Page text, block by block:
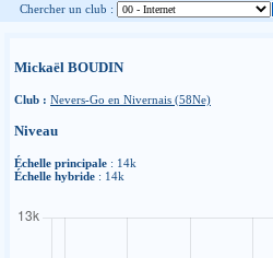
Chercher un club :
Mickaël BOUDIN
Club : Nevers-Go en Nivernais (58Ne)
Niveau
Échelle principale : 14k
Échelle hybride : 14k